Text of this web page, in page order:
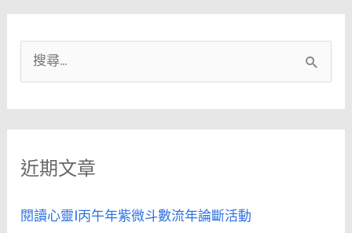
尋
關
字
近期文章
閱讀心靈|丙午年紫微斗數流年論斷活動